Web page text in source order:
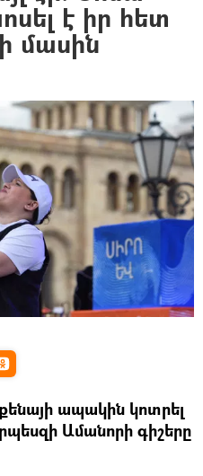
է իր հետ
մասին
ապակին կոտրել
Ամանորի գիշերը